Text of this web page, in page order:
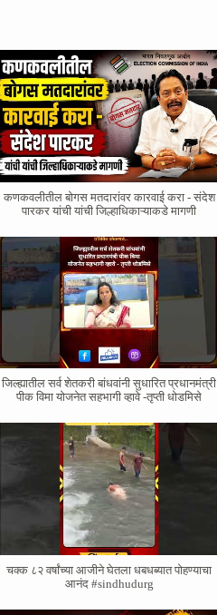
कणकवलीतील बोगस मतदारांवर‌ कारवाई करा - संदेश
पारकर यांची यांची जिल्हाधिकाऱ्याकडे मागणी
जिल्ह्यातील सर्व शेतकरी बांधवांनी सुधारित प्रधानमंत्री
पीक विमा योजनेत सहभागी व्हावे -तृप्ती धोडमिसे
चक्क ८२ वर्षांच्या आजीने घेतला धबधब्यात पोहण्याचा
आनंद #sindhudurg